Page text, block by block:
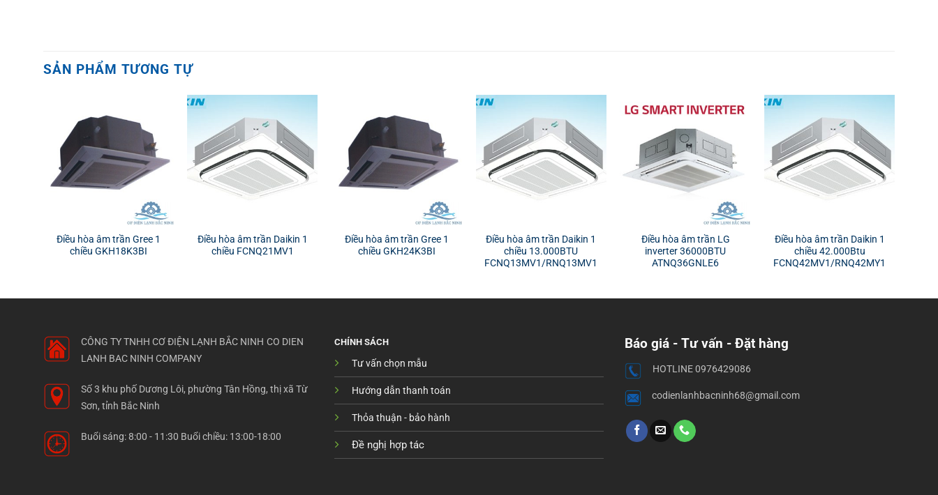
SẢN PHẨM TƯƠNG TỰ
Điều hòa âm trần Gree 1
chiều GKH18K3BI
Điều hòa âm trần Daikin 1
chiều FCNQ21MV1
Điều hòa âm trần Gree 1
chiều GKH24K3BI
Điều hòa âm trần Daikin 1
chiều 13.000BTU
FCNQ13MV1/RNQ13MV1
Điều hòa âm trần LG
inverter 36000BTU
ATNQ36GNLE6
Điều hòa âm trần Daikin 1
chiều 42.000Btu
FCNQ42MV1/RNQ42MY1
CÔNG TY TNHH CƠ ĐIỆN LẠNH BẮC NINH CO DIEN
LANH BAC NINH COMPANY
Số 3 khu phố Dương Lôi, phường Tân Hồng, thị xã Từ
Sơn, tỉnh Bắc Ninh
Buổi sáng: 8:00 - 11:30 Buổi chiều: 13:00-18:00
CHÍNH SÁCH
Tư vấn chọn mẫu
Hướng dẫn thanh toán
Thỏa thuận - bảo hành
Đề nghị hợp tác
Báo giá - Tư vấn - Đặt hàng
HOTLINE 0976429086
codienlanhbacninh68@gmail.com